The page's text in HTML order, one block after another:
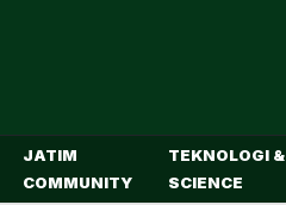
JATIM
COMMUNITY
TEKNOLOGI &
SCIENCE